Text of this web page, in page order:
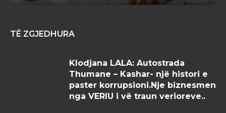
TË ZGJEDHURA
Klodjana LALA: Autostrada
Thumane – Kashar- një histori e
paster korrupsioni.Nje biznesmen
nga VERIU i vë traun verioreve..